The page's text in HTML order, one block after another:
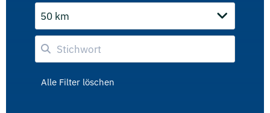
50 km
Alle Filter löschen